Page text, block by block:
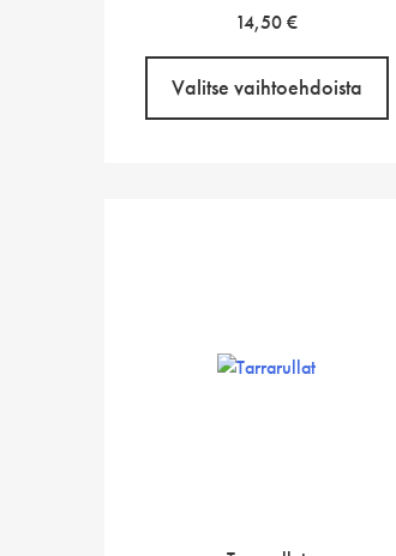
14,50€
Valitse vaihtoehdoista